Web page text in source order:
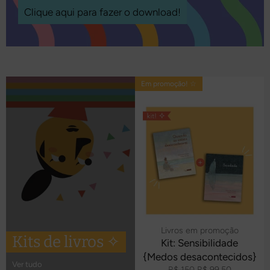
Clique aqui para fazer o download!
Kits de livros ✧
Ver tudo
Livros em promoção
Kit: Sensibilidade
{Medos desacontecidos}
Em promoção! ☆